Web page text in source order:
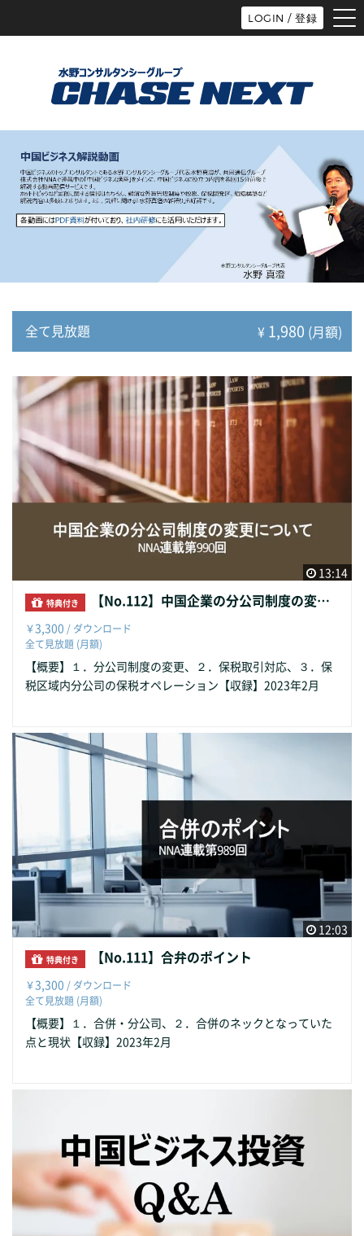
LOGIN / 登録
全て見放題 ¥ 1,980 (月額)
13:14
特典付き 【No.112】中国企業の分公司制度の変更について
￥3,300 / ダウンロード
全て見放題 (月額)
【概要】１．分公司制度の変更、２．保税取引対応、３．保
税区域内分公司の保税オペレーション【収録】2023年2月
12:03
特典付き 【No.111】合弁のポイント
￥3,300 / ダウンロード
全て見放題 (月額)
【概要】１．合併・分公司、２．合併のネックとなっていた
点と現状【収録】2023年2月